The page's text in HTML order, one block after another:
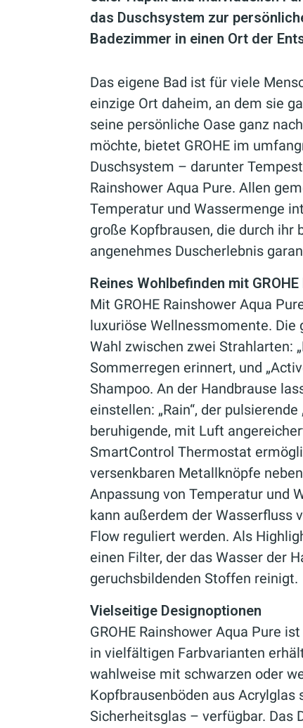
das Duschsystem zur
Badezimmer in einen Ort der
Das eigene Bad ist für viele
einzige Ort daheim, an dem sie
seine persönliche Oase ganz
möchte, bietet GROHE im
Duschsystem – darunter
Rainshower Aqua Pure. Allen
Temperatur und Wassermenge
große Kopfbrausen, die durch ihr
angenehmes Duscherlebnis
Reines Wohlbefinden mit
Mit GROHE Rainshower Aqua
luxuriöse Wellnessmomente.
Wahl zwischen zwei Strahlarten:
Sommerregen erinnert, und
Shampoo. An der Handbrause
einstellen: „Rain“, der
beruhigende, mit Luft
SmartControl Thermostat
versenkbaren Metallknöpfe
Anpassung von Temperatur und
kann außerdem der Wasserfluss
Flow reguliert werden. Als
einen Filter, der das Wasser der
geruchsbildenden Stoffen reinigt.
Vielseitige Designoptionen
GROHE Rainshower Aqua Pure
in vielfältigen Farbvarianten
wahlweise mit schwarzen oder
Kopfbrausenböden aus
Sicherheitsglas – verfügbar. Das